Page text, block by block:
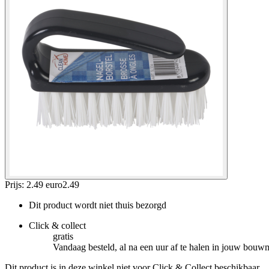
Prijs: 2.49 euro2.49
Dit product wordt niet thuis bezorgd
Click & collect
gratis
Vandaag besteld, al na een uur af te halen in jouw